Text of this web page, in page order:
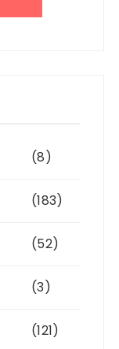
(8)
(183)
(52)
(3)
(121)